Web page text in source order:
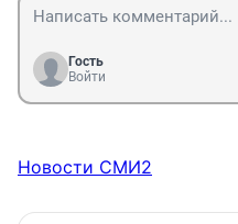
Гость
Войти
Новости СМИ2